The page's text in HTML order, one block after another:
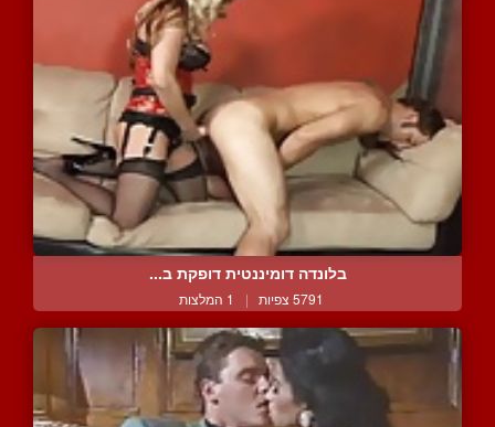
בלונדה דומיננטית דופקת ב...
5791 צפיות | 1 המלצות